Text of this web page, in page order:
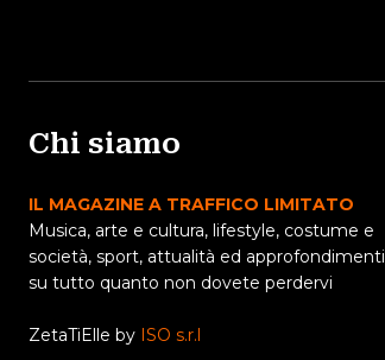
Chi siamo
IL MAGAZINE A TRAFFICO LIMITATO
Musica, arte e cultura, lifestyle, costume e
società, sport, attualità ed approfondimenti
su tutto quanto non dovete perdervi
ZetaTiElle by ISO s.r.l